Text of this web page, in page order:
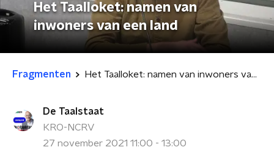
Het Taalloket: namen van
inwoners van een land
Fragmenten Het Taalloket: namen van inwoners van een land
De Taalstaat
KRO-NCRV
27 november 2021 11:00 - 13:00